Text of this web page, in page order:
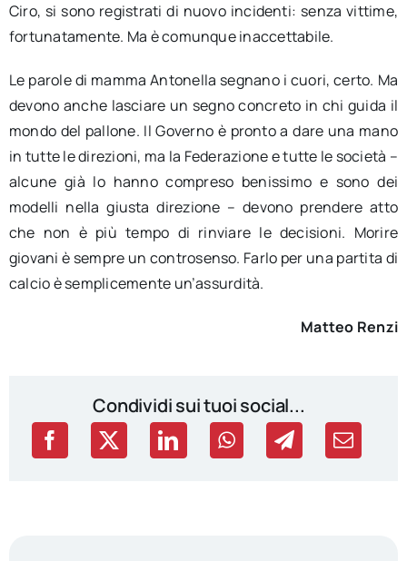
Ciro, si sono registrati di nuovo incidenti: senza vittime,
fortunatamente. Ma è comunque inaccettabile.
Le parole di mamma Antonella segnano i cuori, certo. Ma
devono anche lasciare un segno concreto in chi guida il
mondo del pallone. Il Governo è pronto a dare una mano
in tutte le direzioni, ma la Federazione e tutte le società –
alcune già lo hanno compreso benissimo e sono dei
modelli nella giusta direzione – devono prendere atto
che non è più tempo di rinviare le decisioni. Morire
giovani è sempre un controsenso. Farlo per una partita di
calcio è semplicemente un’assurdità.
Matteo Renzi
Condividi sui tuoi social...